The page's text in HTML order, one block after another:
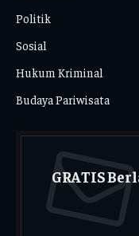
Politik
Sosial
Hukum Kriminal
Budaya Pariwisata
GRATIS